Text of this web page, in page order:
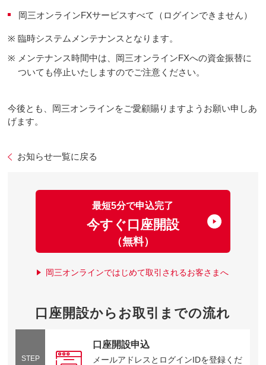
岡三オンラインFXサービスすべて（ログインできません）
※ 臨時システムメンテナンスとなります。
※ メンテナンス時間中は、岡三オンラインFXへの資金振替に
ついても停止いたしますのでご注意ください。
今後とも、岡三オンラインをご愛顧賜りますようお願い申しあ
げます。
お知らせ一覧に戻る
最短5分で申込完了
今すぐ口座開設
（無料）
岡三オンラインではじめて取引されるお客さまへ
口座開設からお取引までの流れ
STEP
口座開設申込
メールアドレスとログインIDを登録くだ